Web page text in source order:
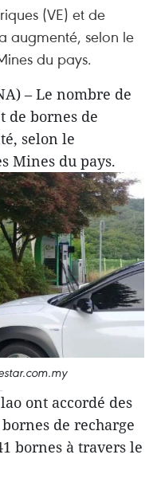
(VE) et de
augmenté, selon le
du pays.
– Le nombre de
de bornes de
selon le
Mines du pays.
ont accordé des
de recharge
bornes à travers le